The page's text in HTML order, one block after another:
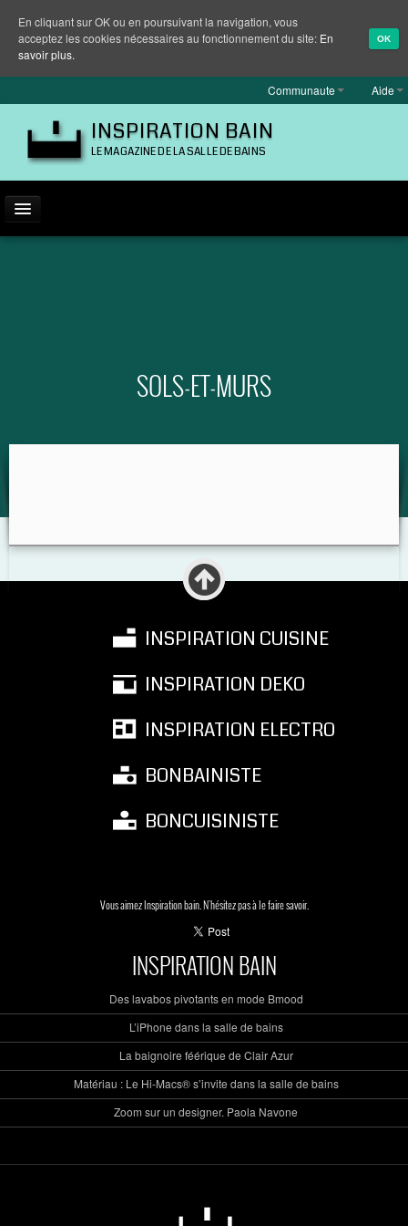
Communaute Aide
INSPIRATION BAIN
LE MAGAZINE DE LA SALLE DE BAINS
GUIDE
SOLS-ET-MURS
INSPIRATION CUISINE
INSPIRATION DEKO
INSPIRATION ELECTRO
BONBAINISTE
BONCUISINISTE
Vous aimez Inspiration bain. N'hésitez pas à le faire savoir.
INSPIRATION BAIN
Des lavabos pivotants en mode Bmood
L’iPhone dans la salle de bains
La baignoire féérique de Clair Azur
Matériau : Le Hi-Macs® s’invite dans la salle de bains
Zoom sur un designer. Paola Navone
En cliquant sur OK ou en poursuivant la navigation, vous
acceptez les cookies nécessaires au fonctionnement du site: En
savoir plus.
OK